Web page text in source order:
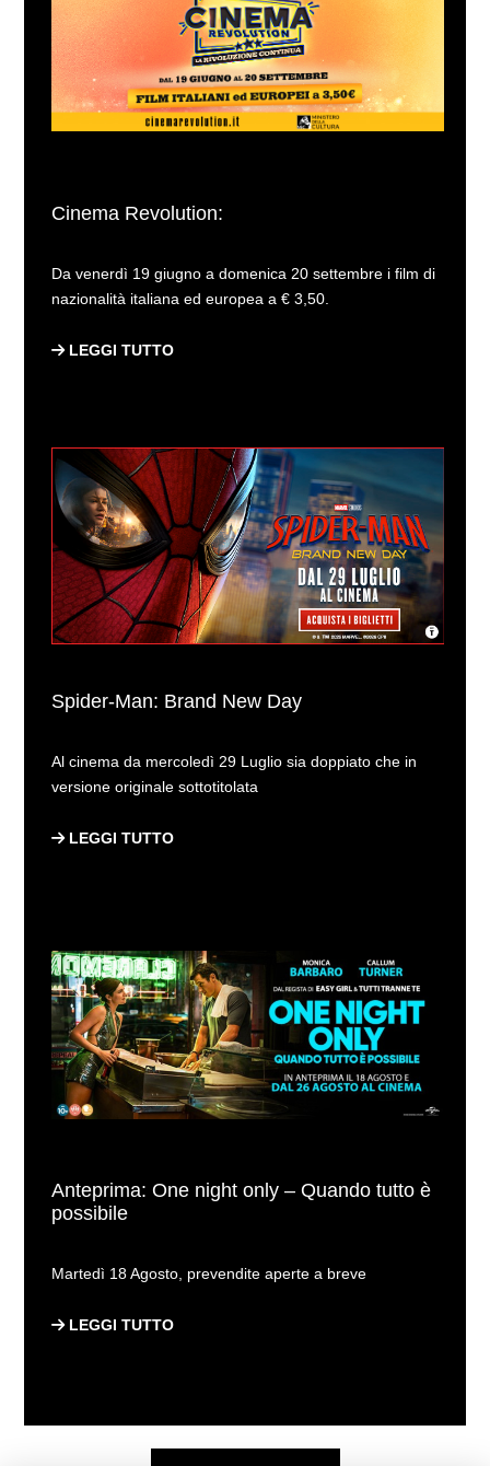
Cinema Revolution:
Da venerdì 19 giugno a domenica 20 settembre i film di
nazionalità italiana ed europea a € 3,50.
LEGGI TUTTO
Spider-Man: Brand New Day
Al cinema da mercoledì 29 Luglio sia doppiato che in
versione originale sottotitolata
LEGGI TUTTO
Anteprima: One night only – Quando tutto è
possibile
Martedì 18 Agosto, prevendite aperte a breve
LEGGI TUTTO